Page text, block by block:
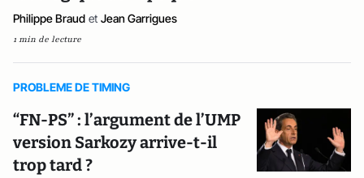
Philippe Braud et Jean Garrigues
1 min de lecture
PROBLEME DE TIMING
“FN-PS” : l’argument de l’UMP
version Sarkozy arrive-t-il
trop tard ?